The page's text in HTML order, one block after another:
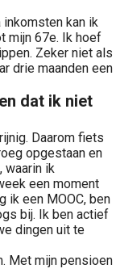
kan ik
mijn 67e. Ik hoef
Zeker niet als
drie maanden een
dat ik niet
Daarom fiets
opgestaan en
waarin ik
een moment
ik een MOOC, ben
bij. Ik ben actief
dingen uit te
Met mijn pensioen